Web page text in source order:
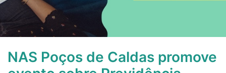
NAS Poços de Caldas promove